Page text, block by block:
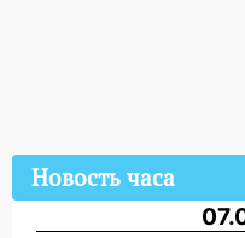
Новость часа